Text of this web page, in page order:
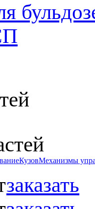
КузовМеханизмы
заказать